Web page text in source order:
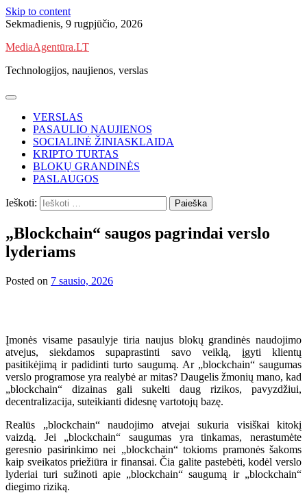
Skip to content
Sekmadienis, 9 rugpjūčio, 2026
MediaAgentūra.LT
Technologijos, naujienos, verslas
VERSLAS
PASAULIO NAUJIENOS
SOCIALINĖ ŽINIASKLAIDA
KRIPTO TURTAS
BLOKŲ GRANDINĖS
PASLAUGOS
Ieškoti:
„Blockchain“ saugos pagrindai verslo
lyderiams
Posted on 7 sausio, 2026
Įmonės visame pasaulyje tiria naujus blokų grandinės naudojimo
atvejus, siekdamos supaprastinti savo veiklą, įgyti klientų
pasitikėjimą ir padidinti turto saugumą. Ar „blockchain“ saugumas
verslo programose yra realybė ar mitas? Daugelis žmonių mano, kad
„blockchain“ dizainas gali sukelti daug rizikos, pavyzdžiui,
decentralizacija, suteikianti didesnę vartotojų bazę.
Realūs „blockchain“ naudojimo atvejai sukuria visiškai kitokį
vaizdą. Jei „blockchain“ saugumas yra tinkamas, nerastumėte
geresnio pasirinkimo nei „blockchain“ tokioms pramonės šakoms
kaip sveikatos priežiūra ir finansai. Čia galite pastebėti, kodėl verslo
lyderiai turi sužinoti apie „blockchain“ saugumą ir „blockchain“
diegimo riziką.